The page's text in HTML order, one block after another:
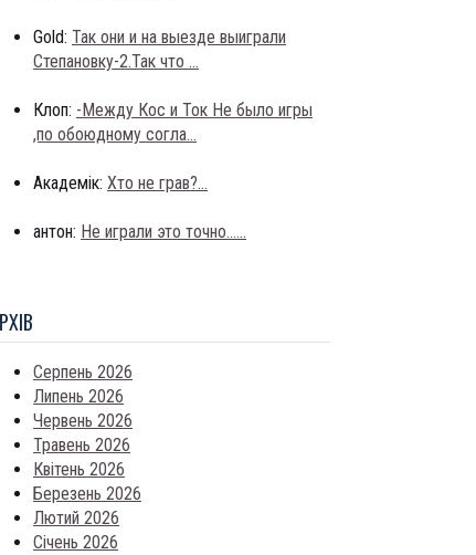
Gold: Так они и на выезде выиграли
Степановку-2.Так что ...
Клоп: -Между Кос и Ток Не было игры
,по обоюдному согла...
Академік: Хто не грав?...
антон: Не играли это точно......
Серпень 2026
Липень 2026
Червень 2026
Травень 2026
Квітень 2026
Березень 2026
Лютий 2026
Січень 2026